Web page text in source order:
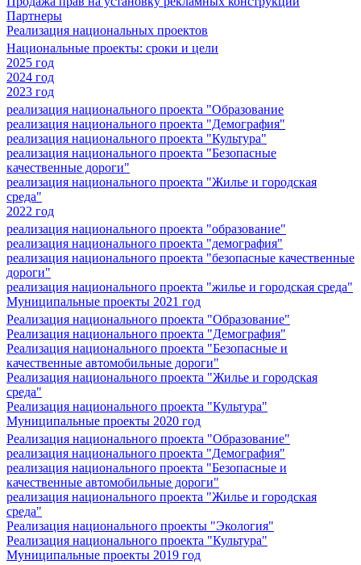
Партнеры
Реализация национальных проектов
Национальные проекты: сроки и цели
2025 год
2024 год
2023 год
реализация национального проекта "Образование
реализация национального проекта "Демография"
реализация национального проекта "Культура"
реализация национального проекта "Безопасные
качественные дороги"
реализация национального проекта "Жилье и городская
среда"
2022 год
реализация национального проекта "образование"
реализация национального проекта "демография"
реализация национального проекта "безопасные качественные
дороги"
реализация национального проекта "жилье и городская среда"
Муниципальные проекты 2021 год
Реализация национального проекта "Образование"
Реализация национального проекта "Демография"
Реализация национального проекта "Безопасные и
качественные автомобильные дороги"
Реализация национального проекта "Жилье и городская
среда"
Реализация национального проекта "Культура"
Муниципальные проекты 2020 год
Реализация национального проекта "Образование"
реализация национального проекта "Демография"
реализация национального проекта "Безопасные и
качественные автомобильные дороги"
реализация национального проекта "Жилье и городская
среда"
Реализация национального проекты "Экология"
Реализация национального проекта "Культура"
Муниципальные проекты 2019 год